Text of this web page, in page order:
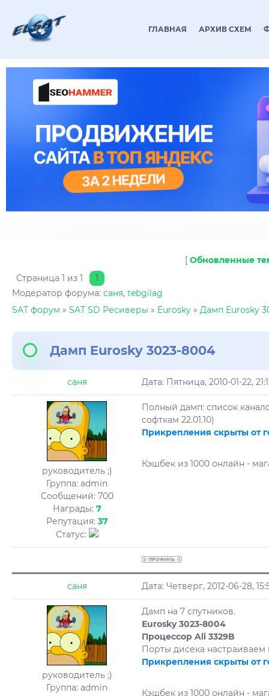
ГЛАВНАЯ АРХИВ СХЕМ
[ Обновленные
Страница 1 из 1
1
Модератор форума: саня, tebgilag
SAT форум » SAT SD Ресиверы » Eurosky » Дамп Eurosky
Дамп Eurosky 3023-8004
саня Дата: Пятница, 2010-01-22,
руководитель ;)
Группа: admin
Сообщений: 700
Награды: 7
Репутация: 37
Статус:
Полный дамп: список
софткам 22.01.10)
Прикрепления скрыты от
Кэшбек из 1000 онлайн -
саня Дата: Четверг, 2012-06-28,
руководитель ;)
Группа: admin
Дамп на 7 спутников.
Eurosky 3023-8004
Процессор Ali 3329B
Порты дисека настраиваем
Прикрепления скрыты от
Кэшбек из 1000 онлайн -